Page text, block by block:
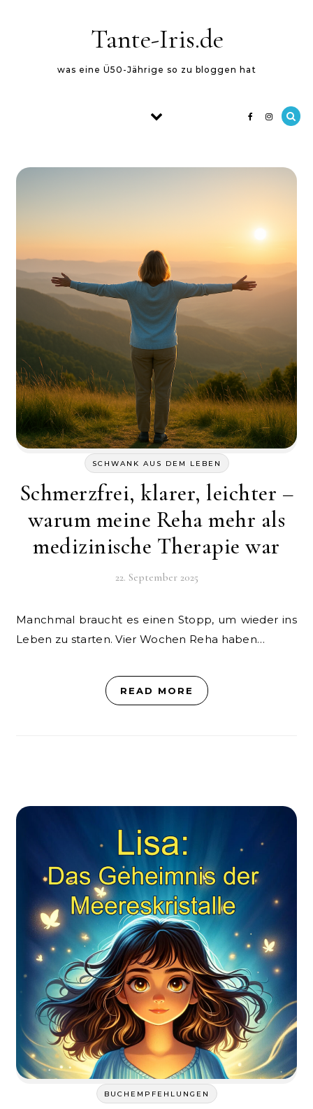
Tante-Iris.de
was eine Ü50-Jährige so zu bloggen hat
SCHWANK AUS DEM LEBEN
Schmerzfrei, klarer, leichter –
warum meine Reha mehr als
medizinische Therapie war
22. September 2025
Manchmal braucht es einen Stopp, um wieder ins
Leben zu starten. Vier Wochen Reha haben…
READ MORE
BUCHEMPFEHLUNGEN